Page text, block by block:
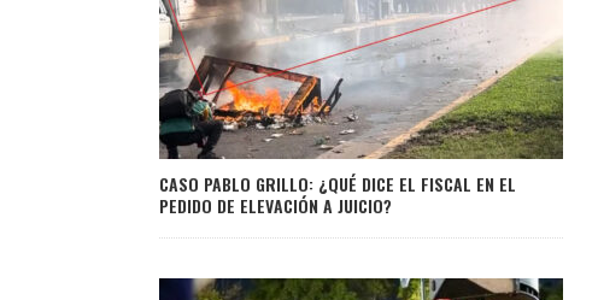
CASO PABLO GRILLO: ¿QUÉ DICE EL FISCAL EN EL
PEDIDO DE ELEVACIÓN A JUICIO?